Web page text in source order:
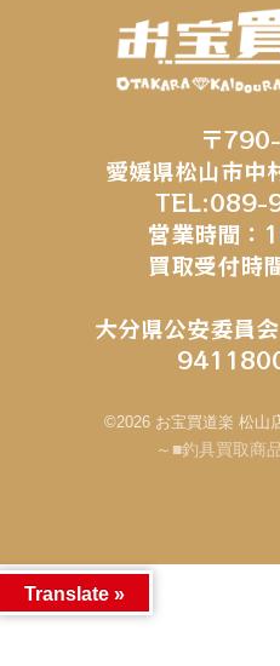
〒
愛媛県松山市中
TEL:089-
営業時間：
買取受付時
大分県公安委員
©2026 お宝買道楽 松山
～■釣具買取商
Translate »